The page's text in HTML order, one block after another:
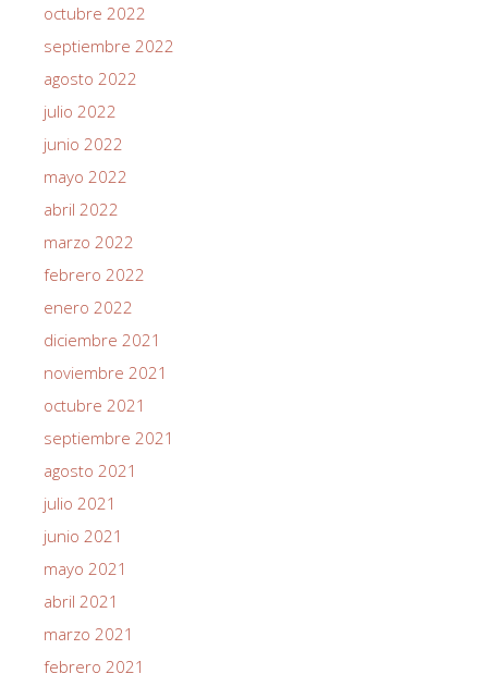
octubre 2022
septiembre 2022
agosto 2022
julio 2022
junio 2022
mayo 2022
abril 2022
marzo 2022
febrero 2022
enero 2022
diciembre 2021
noviembre 2021
octubre 2021
septiembre 2021
agosto 2021
julio 2021
junio 2021
mayo 2021
abril 2021
marzo 2021
febrero 2021